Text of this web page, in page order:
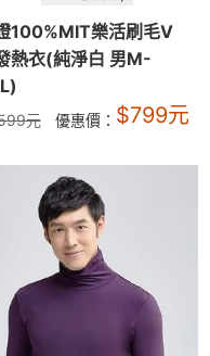
100%MIT樂活刷毛V
熱衣(純淨白 男M-
元 優惠價： $799元